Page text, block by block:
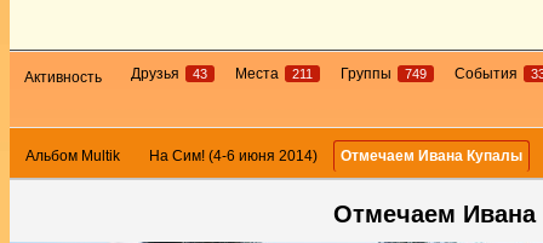
Активность Друзья 43 Места 211 Группы 749 События
Альбом Multik На Сим! (4-6 июня 2014) Отмечаем Ивана Купалы
Отмечаем